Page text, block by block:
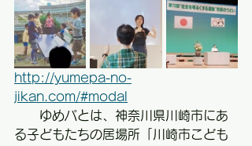
http://yumepa-no-
jikan.com/#modal
ゆめパとは、神奈川県川崎市にあ
る子どもたちの居場所「川崎市こども